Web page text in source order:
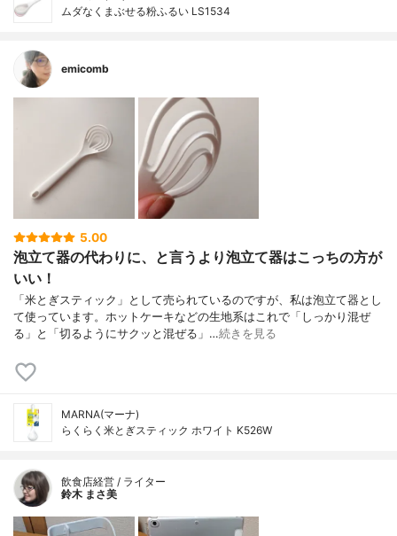
ムダなくまぶせる粉ふるい LS1534
emicomb
5.00
泡立て器の代わりに、と言うより泡立て器はこっちの方が
いい！
「米とぎスティック」として売られているのですが、私は泡立て器とし
て使っています。ホットケーキなどの生地系はこれで「しっかり混ぜ
る」と「切るようにサクッと混ぜる」…続きを見る
MARNA(マーナ)
らくらく米とぎスティック ホワイト K526W
飲食店経営 / ライター
鈴木 まさ美